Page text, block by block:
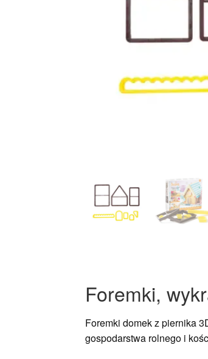
Foremki,
Foremki domek z piernika
gospodarstwa rolnego i